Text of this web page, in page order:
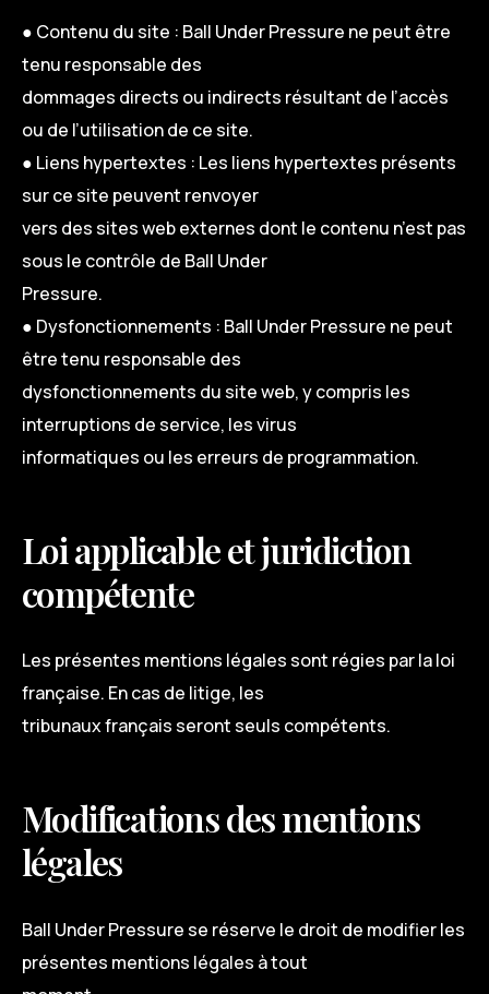
● Contenu du site : Ball Under Pressure ne peut être
tenu responsable des
dommages directs ou indirects résultant de l’accès
ou de l’utilisation de ce site.
● Liens hypertextes : Les liens hypertextes présents
sur ce site peuvent renvoyer
vers des sites web externes dont le contenu n’est pas
sous le contrôle de Ball Under
Pressure.
● Dysfonctionnements : Ball Under Pressure ne peut
être tenu responsable des
dysfonctionnements du site web, y compris les
interruptions de service, les virus
informatiques ou les erreurs de programmation.
Loi applicable et juridiction
compétente
Les présentes mentions légales sont régies par la loi
française. En cas de litige, les
tribunaux français seront seuls compétents.
Modifications des mentions
légales
Ball Under Pressure se réserve le droit de modifier les
présentes mentions légales à tout